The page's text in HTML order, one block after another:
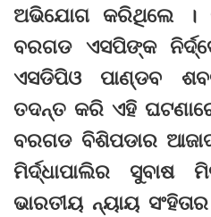
ଅଭିଯୋଗ କରିଥିଲେ ।
ବରଗଡ ଏସପିଙ୍କ
ଏସଡିପିଓ ପାଣ୍ଡବ
ତଦନ୍ତ କରି ଏହି
ବରଗଡ ବିଶିପଡାର
ମିର୍ଦ୍ଧାପାଲିର ସୁବାଷ
ଭାରତୀୟ ନ୍ୟାୟ